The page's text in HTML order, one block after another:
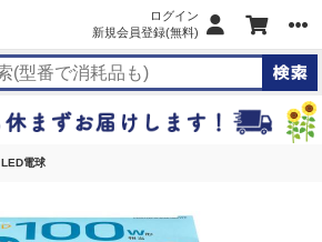
ログイン
新規会員登録(無料)
LED電球